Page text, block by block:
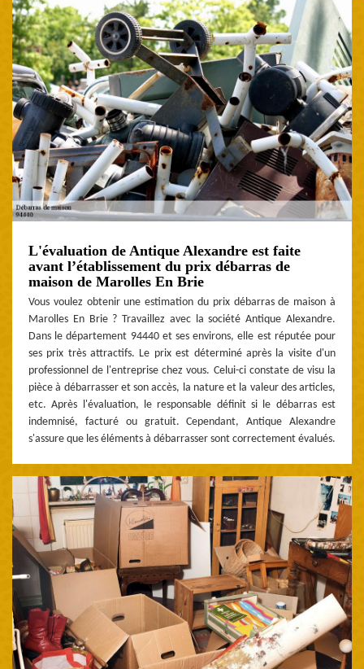
L'évaluation de Antique Alexandre est faite
avant l’établissement du prix débarras de
maison de Marolles En Brie
Vous voulez obtenir une estimation du prix débarras de maison à
Marolles En Brie ? Travaillez avec la société Antique Alexandre.
Dans le département 94440 et ses environs, elle est réputée pour
ses prix très attractifs. Le prix est déterminé après la visite d'un
professionnel de l'entreprise chez vous. Celui-ci constate de visu la
pièce à débarrasser et son accès, la nature et la valeur des articles,
etc. Après l'évaluation, le responsable définit si le débarras est
indemnisé, facturé ou gratuit. Cependant, Antique Alexandre
s'assure que les éléments à débarrasser sont correctement évalués.